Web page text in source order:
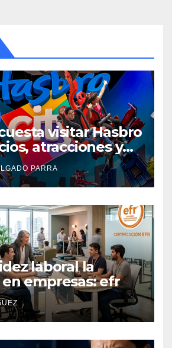
visitar Hasbro
atracciones y
de Summer Fest
PARRA
laboral la
empresas: efr